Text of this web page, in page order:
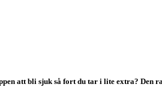
att bli sjuk så fort du tar i lite extra? Den